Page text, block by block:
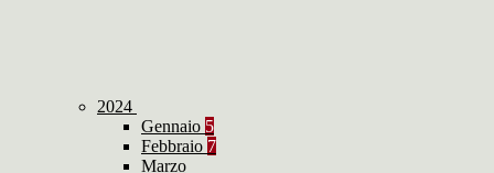
2024
Gennaio 5
Febbraio 7
Marzo